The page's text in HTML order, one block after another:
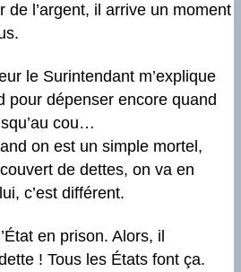
de l’argent, il arrive un moment
le Surintendant m’explique
pour dépenser encore quand
cou…
on est un simple mortel,
de dettes, on va en
c’est différent.
en prison. Alors, il
! Tous les États font ça.